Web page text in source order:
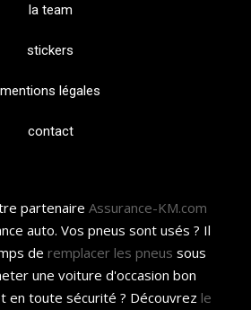
la team
stickers
mentions légales
contact
partenaire Assurance-KM.com
auto. Vos pneus sont usés ? Il
de remplacer les pneus sous
une voiture d'occasion bon
en toute sécurité ? Découvrez le